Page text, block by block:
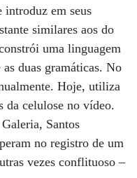
introduz em seus
similares aos do
uma linguagem
duas gramáticas. No
Hoje, utiliza
da celulose no vídeo.
Santos
no registro de um
vezes conflituoso –